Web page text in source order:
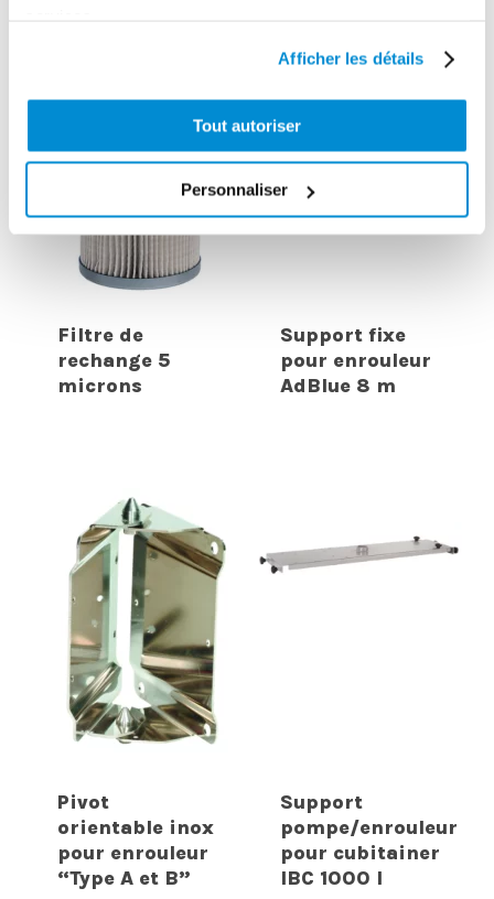
Afficher les détails
Tout autoriser
Personnaliser
Filtre de
rechange 5
microns
Support fixe
pour enrouleur
AdBlue 8 m
Pivot
orientable inox
pour enrouleur
“Type A et B”
Support
pompe/enrouleur
pour cubitainer
IBC 1000 l